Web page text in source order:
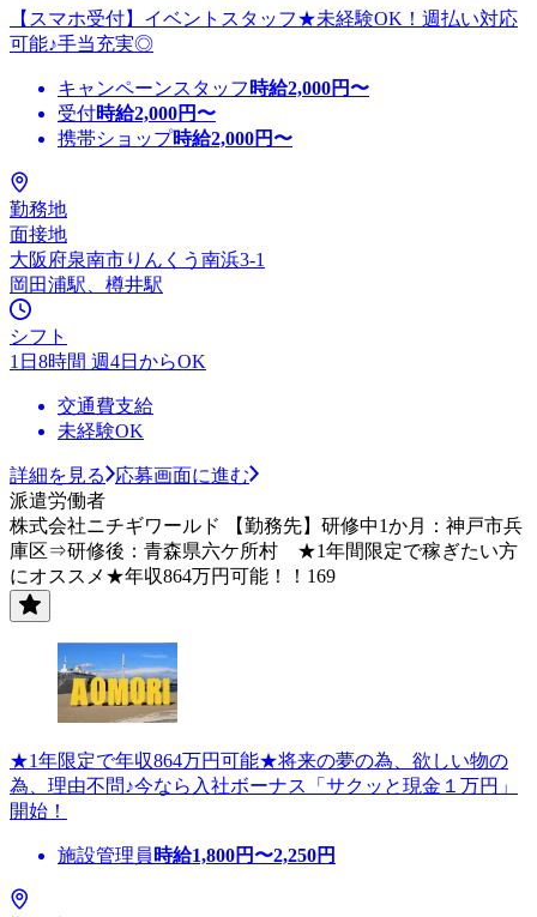
【スマホ受付】イベントスタッフ★未経験OK！週払い対応
可能♪手当充実◎
キャンペーンスタッフ 時給2,000円〜
受付時給2,000円〜
携帯ショップ時給2,000円〜
勤務地
面接地
大阪府泉南市りんくう南浜3-1
岡田浦駅、樽井駅
シフト
1日8時間 週4日からOK
交通費支給
未経験OK
詳細を見る
応募画面に進む
派遣労働者
株式会社ニチギワールド 【勤務先】研修中1か月：神戸市兵
庫区⇒研修後：青森県六ケ所村 ★1年間限定で稼ぎたい方
にオススメ★年収864万円可能！！169
★1年限定で年収864万円可能★将来の夢の為、欲しい物の
為、理由不問♪今なら入社ボーナス「サクッと現金１万円」
開始！
施設管理員 時給1,800円〜2,250円